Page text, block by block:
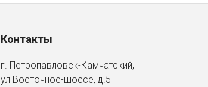
Контакты
г. Петропавловск-Камчатский,
ул Восточное-шоссе, д.5